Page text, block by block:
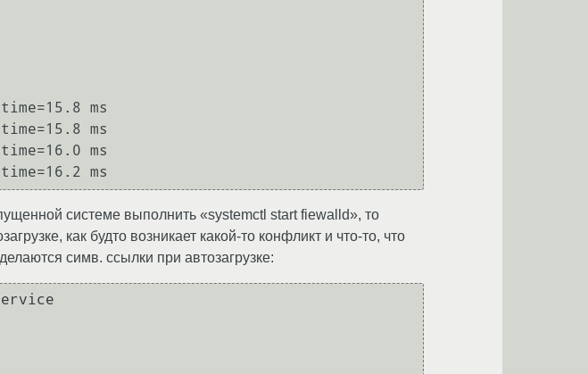
ms
ms
ms
системе выполнить «systemctl start fiewalld», то
как будто возникает какой-то конфликт и что-то, что
симв. ссылки при автозагрузке: